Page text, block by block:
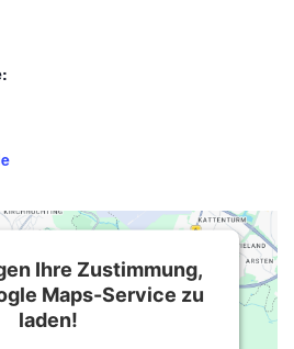
Ihre Zustimmung,
Maps-Service zu
laden!